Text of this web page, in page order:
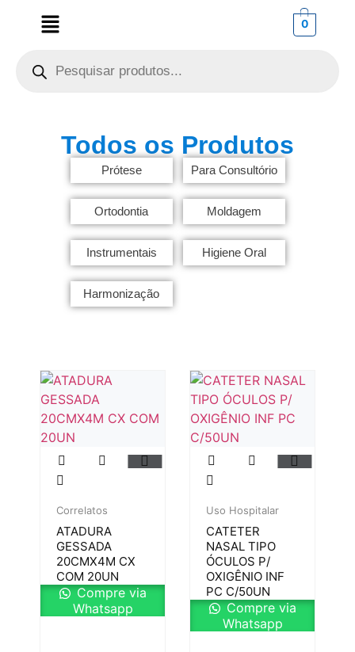
0
Todos os Produtos
Prótese Para Consultório
Ortodontia Moldagem
Instrumentais Higiene Oral
Harmonização
Correlatos
ATADURA
GESSADA
20CMX4M CX
COM 20UN
Compre via
Whatsapp
Uso Hospitalar
CATETER
NASAL TIPO
ÓCULOS P/
OXIGÊNIO INF
PC C/50UN
Compre via
Whatsapp